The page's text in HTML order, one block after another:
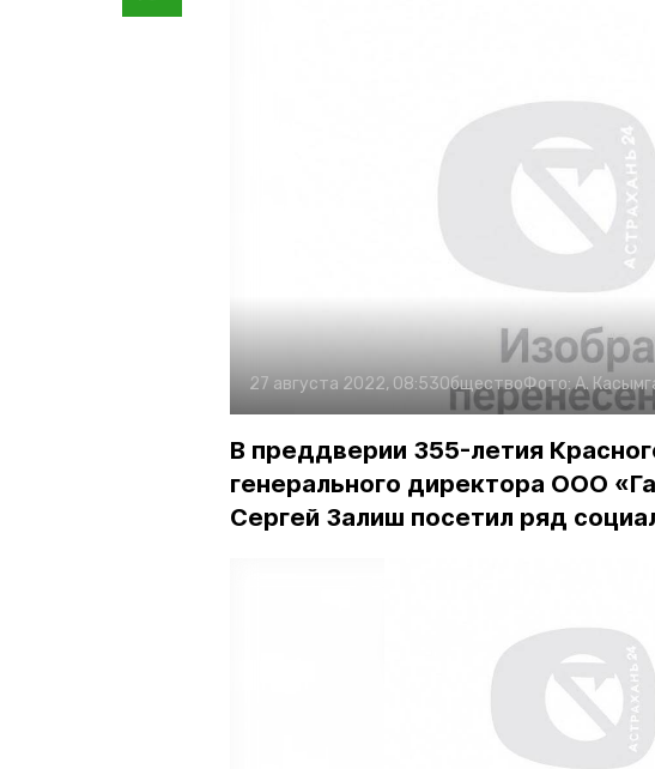
27 августа 2022, 08:53ОбществоФото:А.
В преддверии 355-летия
генерального директора ООО
Сергей Залиш посетил ряд